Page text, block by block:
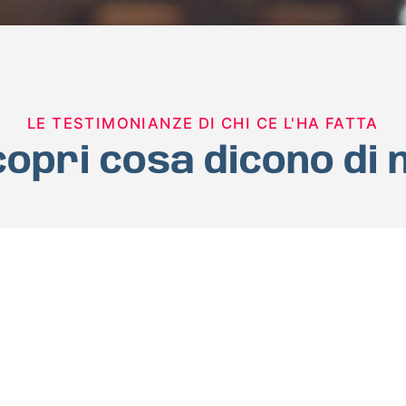
LE TESTIMONIANZE DI CHI CE L'HA FATTA
cosa dicono di